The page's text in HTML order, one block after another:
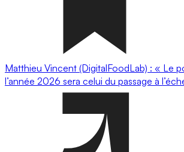
Matthieu Vincent (DigitalFoodLab) : « Le
l’année 2026 sera celui du passage à